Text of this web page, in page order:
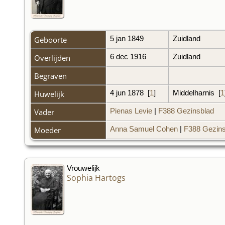
Geboorte 5 jan 1849 Zuidland
Overlijden 6 dec 1916 Zuidland
Begraven
Huwelijk
4 jun 1878 [1] Middelharnis [1
Vader Pienas Levie | F388 Gezinsblad
Moeder Anna Samuel Cohen | F388
Vrouwelijk
Sophia Hartogs